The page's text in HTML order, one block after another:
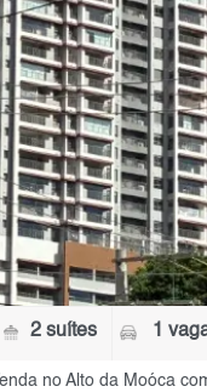
2 suítes 1
no Alto da Moóca